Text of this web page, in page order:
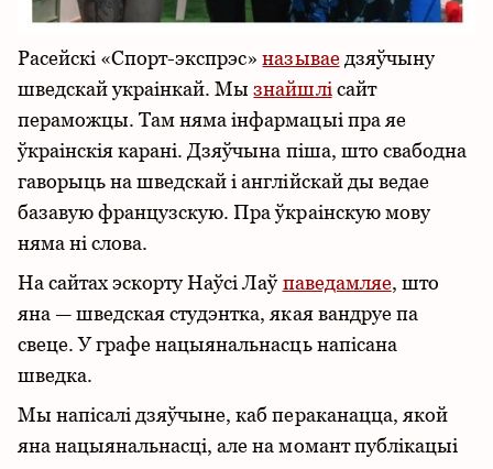
Расейскі «Спорт-экспрэс»называедзяўчыну
шведскай украінкай. Мызнайшлі сайт
пераможцы. Там няма інфармацыі пра яе
ўкраінскія карані. Дзяўчына піша, што свабодна
гаворыць на шведскай і англійскай ды ведае
базавую французскую. Пра ўкраінскую мову
няма ні слова.
На сайтах эскорту Наўсі Лаўпаведамляе, што
яна — шведская студэнтка, якая вандруе па
свеце. У графе нацыянальнасць напісана
шведка.
Мы напісалі дзяўчыне, каб пераканацца, якой
яна нацыянальнасці, але на момант публікацыі